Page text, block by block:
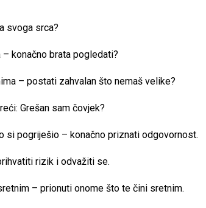
svoga srca?
konačno brata pogledati?
– postati zahvalan što nemaš velike?
Grešan sam čovjek?
si pogriješio – konačno priznati odgovornost.
rizik i odvažiti se.
– prionuti onome što te čini sretnim.